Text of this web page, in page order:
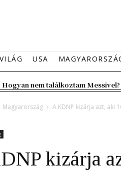
VILÁG USA
nem találkoztam Messivel?
Magyarország A KDNP kizárja azt, aki
kizárja